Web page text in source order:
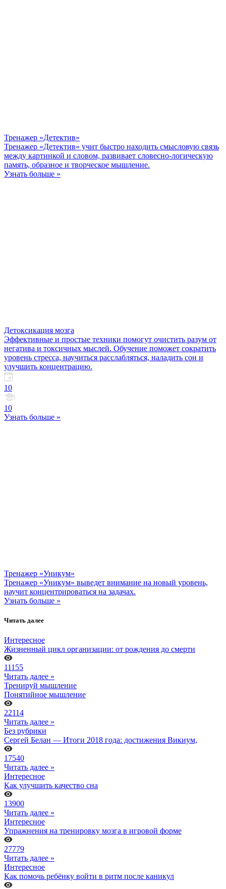
Тренажер «Детектив»
Тренажер «Детектив» учит быстро находить смысловую связь
между картинкой и словом, развивает словесно-логическую
память, образное и творческое мышление.
Узнать больше »
Детоксикация мозга
Эффективные и простые техники помогут очистить разум от
негатива и токсичных мыслей. Обучение поможет сократить
уровень стресса, научиться расслабляться, наладить сон и
улучшить концентрацию.
10
10
Узнать больше »
Тренажер «Уникум»
Тренажер «Уникум» выведет внимание на новый уровень,
научит концентрироваться на задачах.
Узнать больше »
Читать далее
Интересное
Жизненный цикл организации: от рождения до смерти
11155
Читать далее »
Тренируй мышление
Понятийное мышление
22114
Читать далее »
Без рубрики
Сергей Белан — Итоги 2018 года: достижения Викиум,
17540
Читать далее »
Интересное
Как улучшить качество сна
13900
Читать далее »
Интересное
Упражнения на тренировку мозга в игровой форме
27779
Читать далее »
Интересное
Как помочь ребёнку войти в ритм после каникул